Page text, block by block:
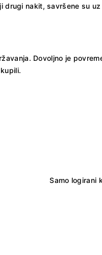
nakit, savršene su
Dovoljno je
Samo logirani